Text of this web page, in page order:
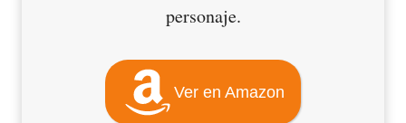
personaje.
Ver en Amazon